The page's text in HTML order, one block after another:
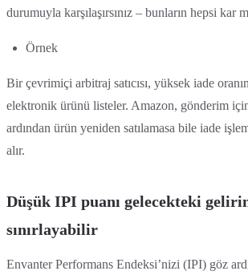
durumuyla karşılaşırsınız – bunların hepsi kar
Örnek
Bir çevrimiçi arbitraj satıcısı, yüksek iade
elektronik ürünü listeler. Amazon, gönderim
ardından ürün yeniden satılamasa bile iade
alır.
Düşük IPI puanı gelecekteki
sınırlayabilir
Envanter Performans Endeksi’nizi (IPI) göz